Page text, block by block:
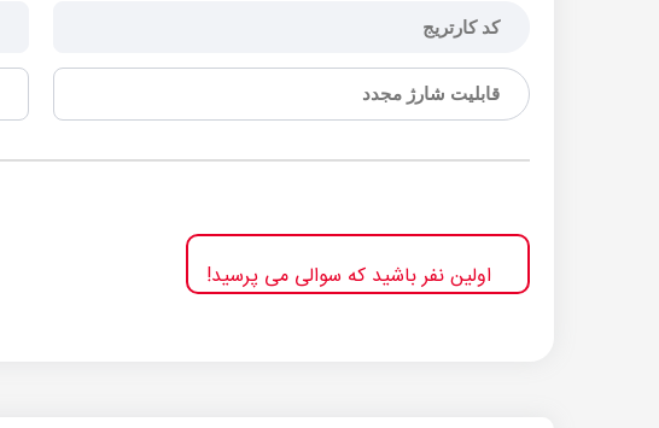
کد کارتریج
قابلیت شارژ مجدد
اولین نفر باشید که سوالی می پرسید!